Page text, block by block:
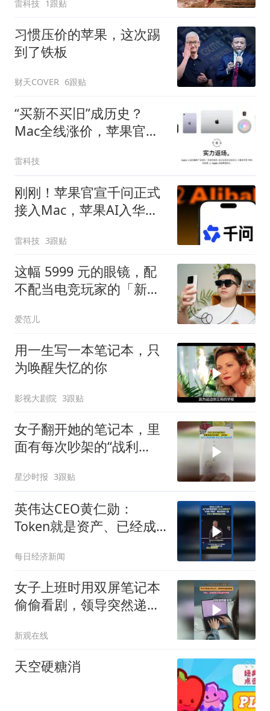
雷科技 1跟贴
习惯压价的苹果，这次踢
到了铁板
财天COVER 6跟贴
“买新不买旧”成历史？
Mac全线涨价，苹果官翻
雷科技
刚刚！苹果官宣千问正式
接入Mac，苹果AI入华迈
雷科技 3跟贴
这幅 5999 元的眼镜，配
不配当电竞玩家的「新装
验
爱范儿
用一生写一本笔记本，只
为唤醒失忆的你
影视大剧院 3跟贴
女子翻开她的笔记本，里
面有每次吵架的“战利
最后一页会怎样
星沙时报 3跟贴
英伟达CEO黄仁勋：
Token就是资产、已经成
每日经济新闻
女子上班时用双屏笔记本
偷偷看剧，领导突然递文
盘
新观在线
天空硬糖消